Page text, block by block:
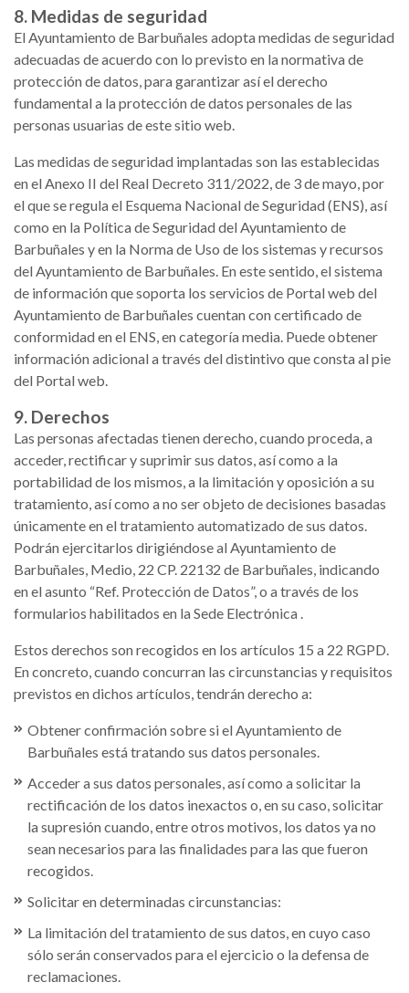
8. Medidas de seguridad
El Ayuntamiento de Barbuñales adopta medidas de seguridad
adecuadas de acuerdo con lo previsto en la normativa de
protección de datos, para garantizar así el derecho
fundamental a la protección de datos personales de las
personas usuarias de este sitio web.
Las medidas de seguridad implantadas son las establecidas
en el Anexo II del Real Decreto 311/2022, de 3 de mayo, por
el que se regula el Esquema Nacional de Seguridad (ENS), así
como en la Política de Seguridad del Ayuntamiento de
Barbuñales y en la Norma de Uso de los sistemas y recursos
del Ayuntamiento de Barbuñales. En este sentido, el sistema
de información que soporta los servicios de Portal web del
Ayuntamiento de Barbuñales cuentan con certificado de
conformidad en el ENS, en categoría media. Puede obtener
información adicional a través del distintivo que consta al pie
del Portal web.
9. Derechos
Las personas afectadas tienen derecho, cuando proceda, a
acceder, rectificar y suprimir sus datos, así como a la
portabilidad de los mismos, a la limitación y oposición a su
tratamiento, así como a no ser objeto de decisiones basadas
únicamente en el tratamiento automatizado de sus datos.
Podrán ejercitarlos dirigiéndose al Ayuntamiento de
Barbuñales, Medio, 22 CP. 22132 de Barbuñales, indicando
en el asunto “Ref. Protección de Datos”, o a través de los
formularios habilitados en la Sede Electrónica .
Estos derechos son recogidos en los artículos 15 a 22 RGPD.
En concreto, cuando concurran las circunstancias y requisitos
previstos en dichos artículos, tendrán derecho a:
Obtener confirmación sobre si el Ayuntamiento de
Barbuñales está tratando sus datos personales.
Acceder a sus datos personales, así como a solicitar la
rectificación de los datos inexactos o, en su caso, solicitar
la supresión cuando, entre otros motivos, los datos ya no
sean necesarios para las finalidades para las que fueron
recogidos.
Solicitar en determinadas circunstancias:
La limitación del tratamiento de sus datos, en cuyo caso
sólo serán conservados para el ejercicio o la defensa de
reclamaciones.